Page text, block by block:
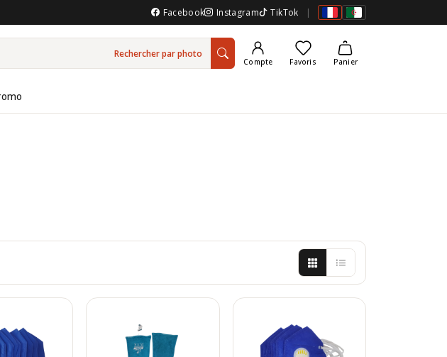
Facebook Instagram TikTok |
Rechercher par photo
Compte Favoris Panier